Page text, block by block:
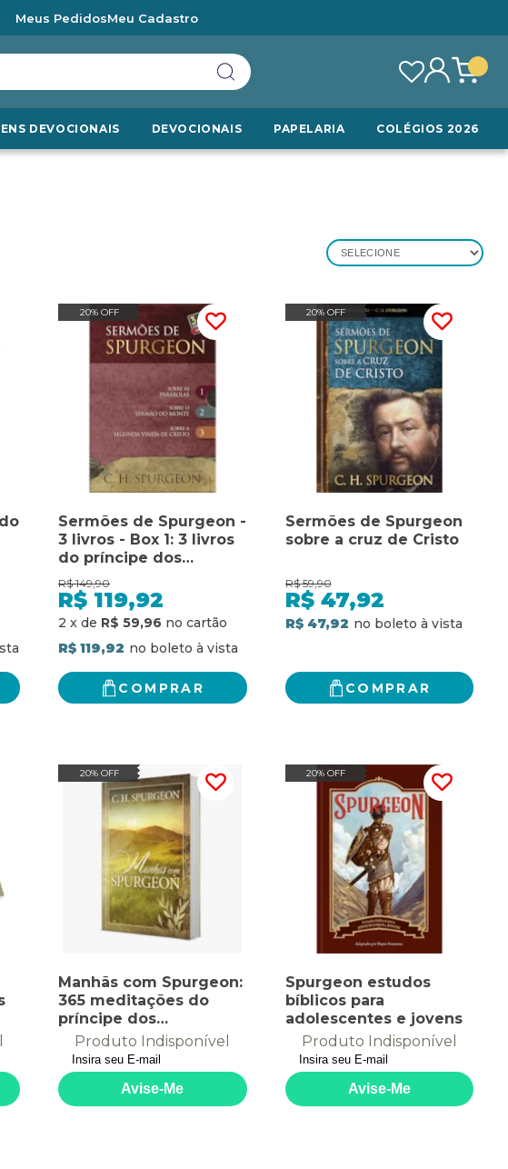
Meus PedidosMeu Cadastro
DEVOCIONAIS DEVOCIONAIS PAPELARIA COLÉGIOS 2026
SELECIONE
20% OFF
Sermões de Spurgeon -
3 livros - Box 1: 3 livros
do príncipe dos
pregadores
R$ 149,90
R$ 119,92
2 x de R$ 59,96
R$ 119,92
COMPRAR
20% OFF
Sermões de Spurgeon
sobre a cruz de Cristo
R$ 59,90
R$ 47,92
R$ 47,92
COMPRAR
20% OFF
Manhãs com Spurgeon:
365 meditações do
príncipe dos
pregadores
Produto Indisponível
20% OFF
Spurgeon estudos
bíblicos para
adolescentes e jovens
Produto Indisponível